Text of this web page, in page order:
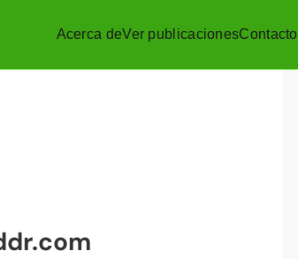
Acerca deVer publicacionesContacto